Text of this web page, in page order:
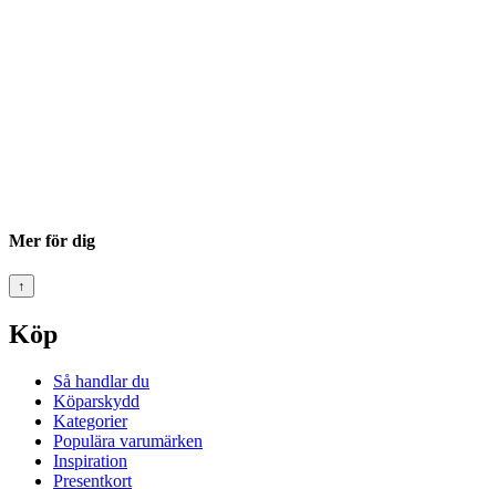
Mer för dig
↑
Köp
Så handlar du
Köparskydd
Kategorier
Populära varumärken
Inspiration
Presentkort